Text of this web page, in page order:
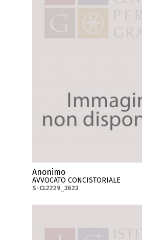
Anonimo
AVVOCATO CONCISTORIALE
S-CL2229_3623